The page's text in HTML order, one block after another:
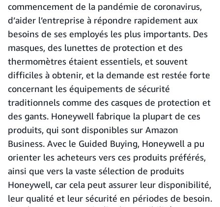
commencement de la pandémie de coronavirus,
d’aider l’entreprise à répondre rapidement aux
besoins de ses employés les plus importants. Des
masques, des lunettes de protection et des
thermomètres étaient essentiels, et souvent
difficiles à obtenir, et la demande est restée forte
concernant les équipements de sécurité
traditionnels comme des casques de protection et
des gants. Honeywell fabrique la plupart de ces
produits, qui sont disponibles sur Amazon
Business. Avec le Guided Buying, Honeywell a pu
orienter les acheteurs vers ces produits préférés,
ainsi que vers la vaste sélection de produits
Honeywell, car cela peut assurer leur disponibilité,
leur qualité et leur sécurité en périodes de besoin.